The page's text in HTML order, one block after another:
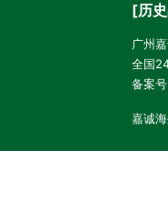
[历
广州
全国
备案
嘉诚